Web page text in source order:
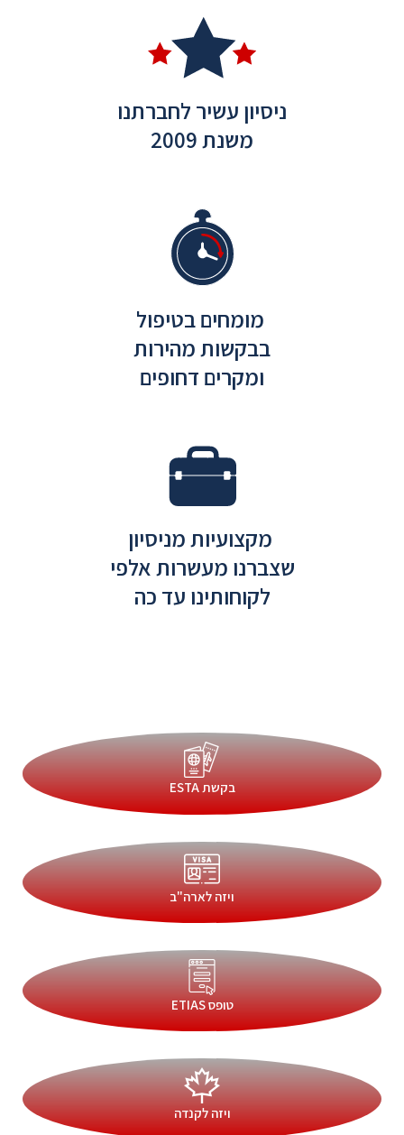
ניסיון עשיר לחברתנו
משנת 2009
מומחים בטיפול
בבקשות מהירות
ומקרים דחופים
מקצועיות מניסיון
שצברנו מעשרות אלפי
לקוחותינו עד כה
בקשת ESTA
ויזה לארה"ב
טופס ETIAS
ויזה לקנדה